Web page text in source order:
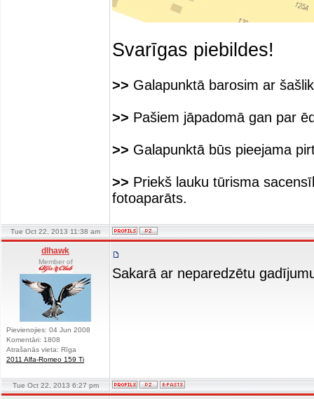
Svarīgas piebildes!
>> Galapunktā barosim ar
>> Pašiem jāpadomā gan par
>> Galapunktā būs pieejama
>> Priekš lauku tūrisma
fotoaparāts.
Tue Oct 22, 2013 11:38 am
dlhawk
Member of
Pievienojies: 04 Jun 2008
Komentāri: 1808
Atrašanās vieta: Rīga
2011 Alfa-Romeo 159 Ti
Sakarā ar neparedzētu
Tue Oct 22, 2013 6:27 pm